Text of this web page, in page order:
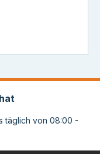
täglich von 08:00 -